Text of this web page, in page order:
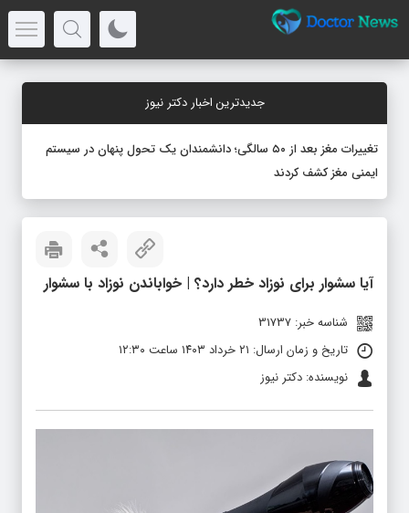
جدیدترین اخبار دکتر نیوز
تغییرات مغز بعد از ۵۰ سالگی؛ دانشمندان یک تحول پنهان در سیستم
ایمنی مغز کشف کردند
آیا سشوار برای نوزاد خطر دارد؟ | خواباندن نوزاد با سشوار
شناسه خبر: 31737
تاریخ و زمان ارسال: ۲۱ خرداد ۱۴۰۳ ساعت ۱۲:۳۰
نویسنده: دکتر نیوز